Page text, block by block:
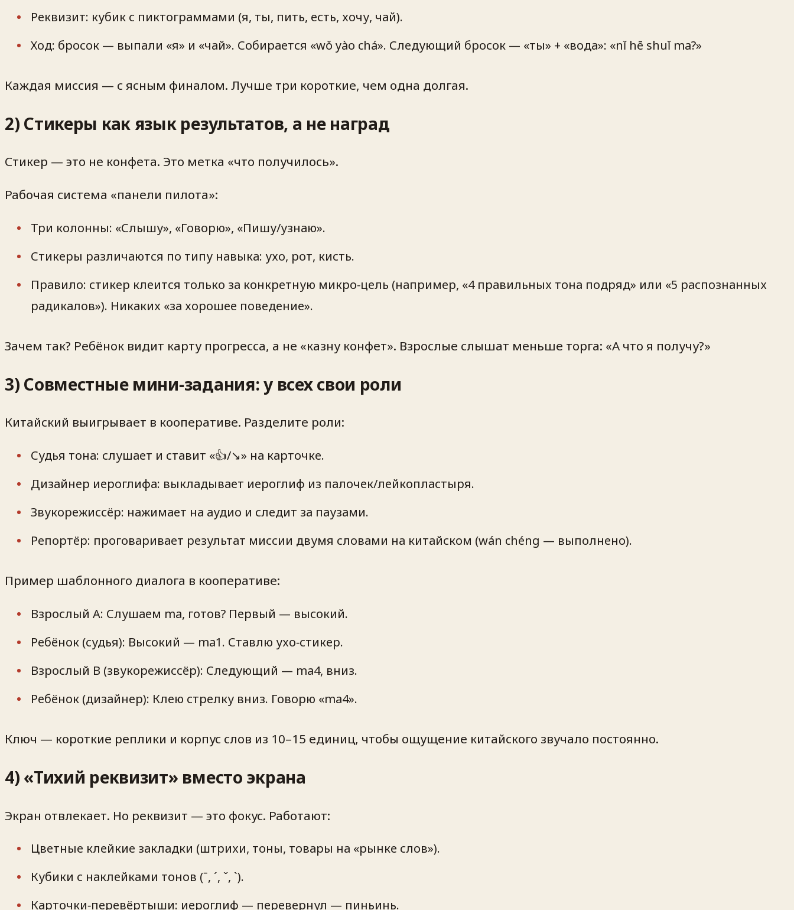
Реквизит: кубик с пиктограммами (я, ты, пить, есть, хочу, чай).
Ход: бросок — выпали «я» и «чай». Собирается «wǒ yào chá». Следующий бросок — «ты» + «вода»: «nǐ hē shuǐ ma?»
Каждая миссия — с ясным финалом. Лучше три короткие, чем одна долгая.
2) Стикеры как язык результатов, а не наград
Стикер — это не конфета. Это метка «что получилось».
Рабочая система «панели пилота»:
Три колонны: «Слышу», «Говорю», «Пишу/узнаю».
Стикеры различаются по типу навыка: ухо, рот, кисть.
Правило: стикер клеится только за конкретную микро‑цель (например, «4 правильных тона подряд» или «5 распознанных
радикалов»). Никаких «за хорошее поведение».
Зачем так? Ребёнок видит карту прогресса, а не «казну конфет». Взрослые слышат меньше торга: «А что я получу?»
3) Совместные мини‑задания: у всех свои роли
Китайский выигрывает в кооперативе. Разделите роли:
Судья тона: слушает и ставит «👍/↘» на карточке.
Дизайнер иероглифа: выкладывает иероглиф из палочек/лейкопластыря.
Звукорежиссёр: нажимает на аудио и следит за паузами.
Репортёр: проговаривает результат миссии двумя словами на китайском (wán chéng — выполнено).
Пример шаблонного диалога в кооперативе:
Взрослый A: Слушаем ma, готов? Первый — высокий.
Ребёнок (судья): Высокий — ma1. Ставлю ухо‑стикер.
Взрослый B (звукорежиссёр): Следующий — ma4, вниз.
Ребёнок (дизайнер): Клею стрелку вниз. Говорю «ma4».
Ключ — короткие реплики и корпус слов из 10–15 единиц, чтобы ощущение китайского звучало постоянно.
4) «Тихий реквизит» вместо экрана
Экран отвлекает. Но реквизит — это фокус. Работают:
Цветные клейкие закладки (штрихи, тоны, товары на «рынке слов»).
Кубики с наклейками тонов (ˉ, ˊ, ˇ, ˋ).
Карточки‑перевёртыши: иероглиф — перевернул — пиньинь.